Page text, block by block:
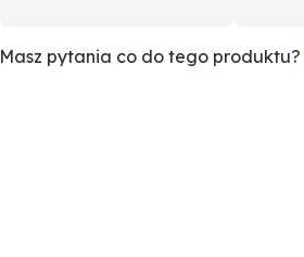
Masz pytania co do tego produktu?